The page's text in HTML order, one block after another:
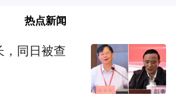
热点新闻
，同日被查